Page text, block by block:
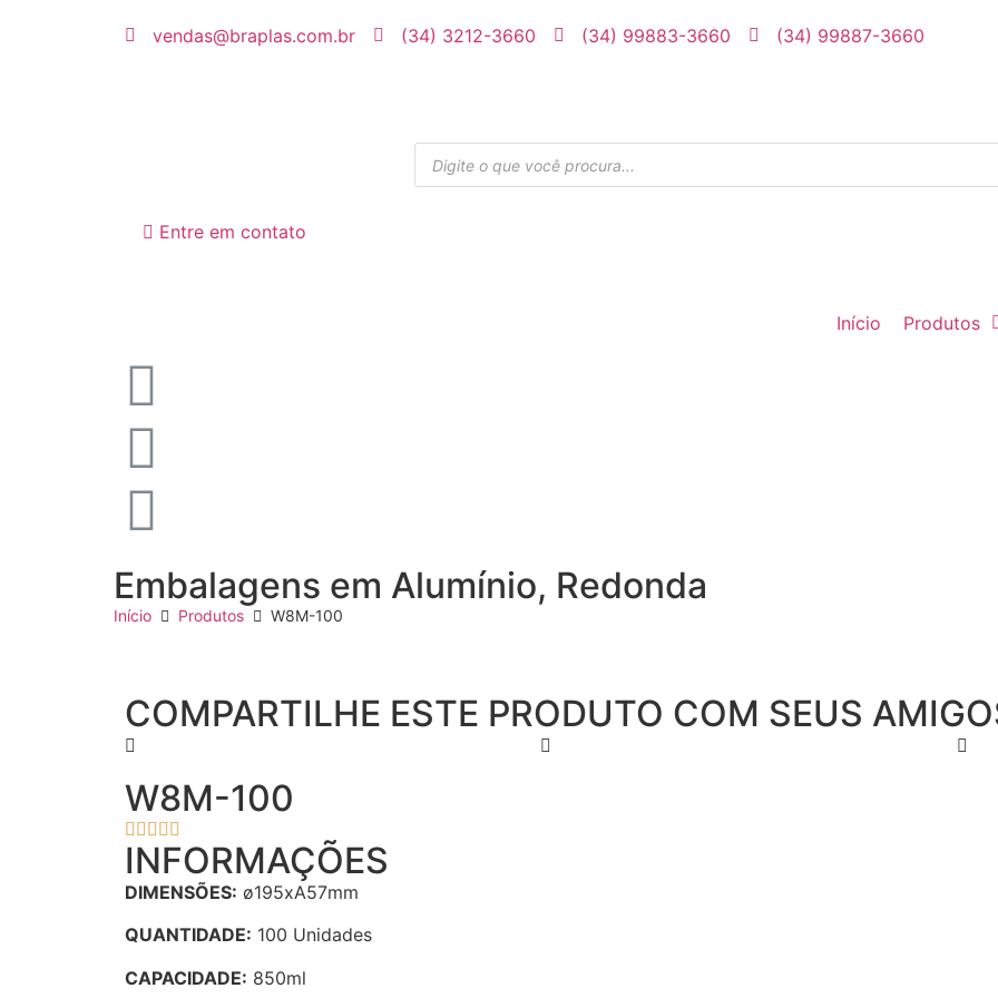
vendas@braplas.com.br (34) 3212-3660 (34) 99883-3660 (34) 99887-3660
Entre em contato
Início Produtos
Embalagens em Alumínio, Redonda
Início Produtos W8M-100
COMPARTILHE ESTE PRODUTO COM SEUS
W8M-100
    
INFORMAÇÕES
DIMENSÕES: ø195xA57mm
QUANTIDADE: 100 Unidades
CAPACIDADE: 850ml